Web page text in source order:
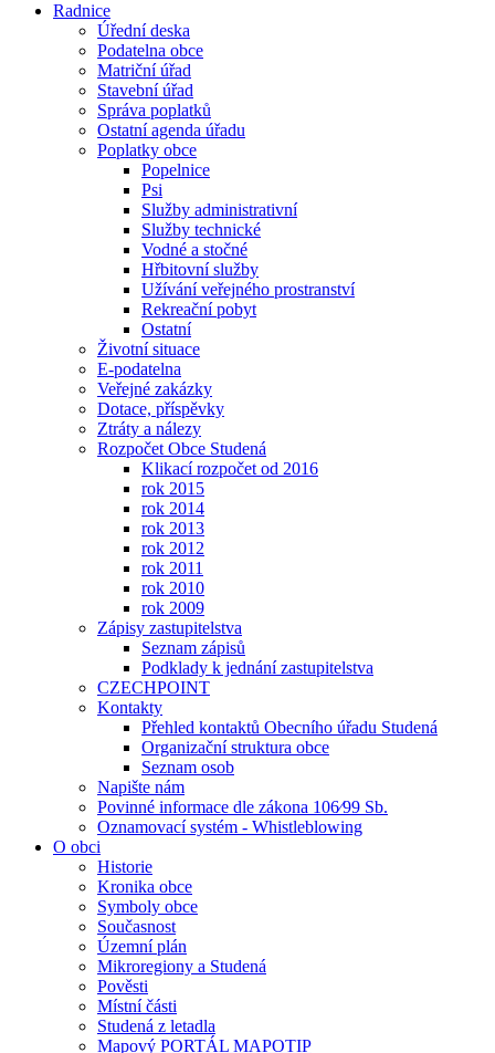
Radnice
Úřední deska
Podatelna obce
Matriční úřad
Stavební úřad
Správa poplatků
Ostatní agenda úřadu
Poplatky obce
Popelnice
Psi
Služby administrativní
Služby technické
Vodné a stočné
Hřbitovní služby
Užívání veřejného prostranství
Rekreační pobyt
Ostatní
Životní situace
E-podatelna
Veřejné zakázky
Dotace, příspěvky
Ztráty a nálezy
Rozpočet Obce Studená
Klikací rozpočet od 2016
rok 2015
rok 2014
rok 2013
rok 2012
rok 2011
rok 2010
rok 2009
Zápisy zastupitelstva
Seznam zápisů
Podklady k jednání zastupitelstva
CZECHPOINT
Kontakty
Přehled kontaktů Obecního úřadu Studená
Organizační struktura obce
Seznam osob
Napište nám
Povinné informace dle zákona 106⁄99 Sb.
Oznamovací systém - Whistleblowing
O obci
Historie
Kronika obce
Symboly obce
Současnost
Územní plán
Mikroregiony a Studená
Pověsti
Místní části
Studená z letadla
Mapový PORTÁL MAPOTIP